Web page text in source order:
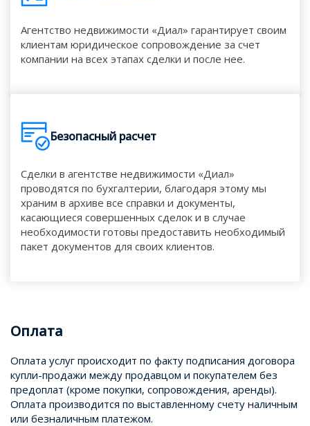
Агентство недвижимости «Диал» гарантирует своим
клиентам юридическое сопровождение за счет
компании на всех этапах сделки и после нее.
Безопасный расчет
Сделки в агентстве недвижимости «Диал»
проводятся по бухгалтерии, благодаря этому мы
храним в архиве все справки и документы,
касающиеся совершенных сделок и в случае
необходимости готовы предоставить необходимый
пакет документов для своих клиентов.
Оплата
Оплата услуг происходит по факту подписания договора
купли-продажи между продавцом и покупателем без
предоплат (кроме покупки, сопровождения, аренды).
Оплата производится по выставленному счету наличным
или безналичным платежом.